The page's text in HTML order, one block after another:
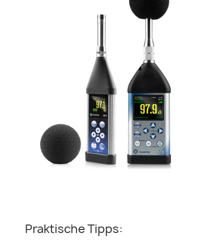
Praktische Tipps: